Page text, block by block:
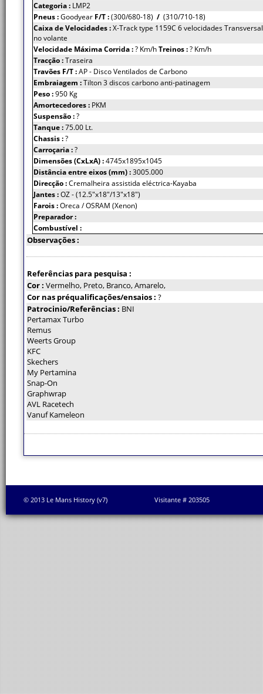
Categoria : LMP2
Pneus :Goodyear F/T :(300/680-18) / (310/710-18)
Caixa de Velocidades :X-Track type 1159C 6 velocidades
no volante
Velocidade Máxima Corrida :? Km/hTreinos :? Km/h
Tracção :Traseira
Travões F/T :AP - Disco Ventilados de Carbono
Embraiagem :Tilton 3 discos carbono anti-patinagem
Peso :950 Kg
Amortecedores : PKM
Suspensão :?
Tanque :75.00 Lt.
Chassis :?
Carroçaria :?
Dimensões (CxLxA) :4745x1895x1045
Distância entre eixos (mm) :3005.000
Direcção :Cremalheira assistida eléctrica-Kayaba
Jantes :OZ - (12.5"x18"/13"x18")
Farois :Oreca / OSRAM (Xenon)
Preparador :
Combustível :
Observações :
Referências para pesquisa :
Cor : Vermelho, Preto, Branco, Amarelo,
Cor nas préqualificações/ensaios : ?
Patrocinio/Referências : BNI
Pertamax Turbo
Remus
Weerts Group
KFC
Skechers
My Pertamina
Snap-On
Graphwrap
AVL Racetech
Vanuf Kameleon
© 2013 Le Mans History (v7) Visitante # 203505